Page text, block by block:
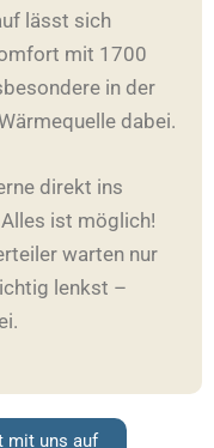
lässt sich
mit 1700
in der
dabei.
direkt ins
ist möglich!
warten nur
lenkst –
mit uns auf